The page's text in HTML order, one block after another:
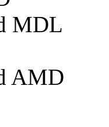
MDL
AMD